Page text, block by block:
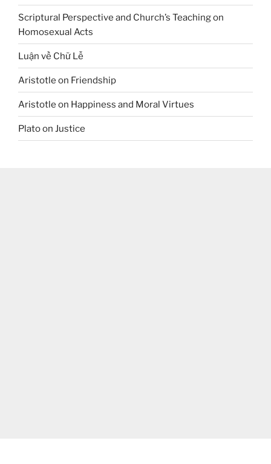
Scriptural Perspective and Church’s Teaching on
Homosexual Acts
Luận về Chữ Lễ
Aristotle on Friendship
Aristotle on Happiness and Moral Virtues
Plato on Justice